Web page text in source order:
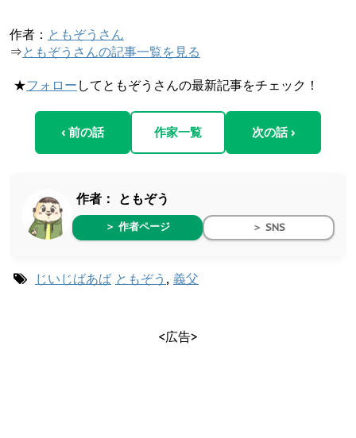
作者： ともぞうさん
⇒ともぞうさんの記事一覧を見る
★フォロー してともぞうさんの最新記事をチェック！
‹ 前の話 作家一覧 次の話 ›
作者： ともぞう
＞ 作者ページ ＞ SNS
じいじばあば ともぞう , 義父
<広告>